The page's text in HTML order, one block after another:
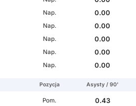
Nap.
0.00
Nap.
0.00
Nap.
0.00
Nap.
0.00
Nap. 0.00
Pozycja Asysty / 90'
Pom.
0.43